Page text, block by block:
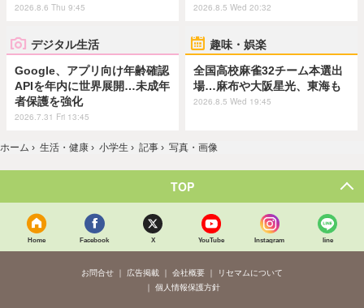
2026.8.6 Thu 9:45 2026.8.5 Wed 20:32
デジタル生活
Google、アプリ向け年齢確認
APIを年内に世界展開…未成年
者保護を強化
2026.7.31 Fri 13:45
趣味・娯楽
全国高校麻雀32チーム本選出
場…麻布や大阪星光、東海も
2026.8.5 Wed 19:45
ホーム › 生活・健康 › 小学生 › 記事 › 写真・画像
TOP
Home Facebook X YouTube Instagram line
お問合せ 広告掲載 会社概要
リセマムについて
個人情報保護方針